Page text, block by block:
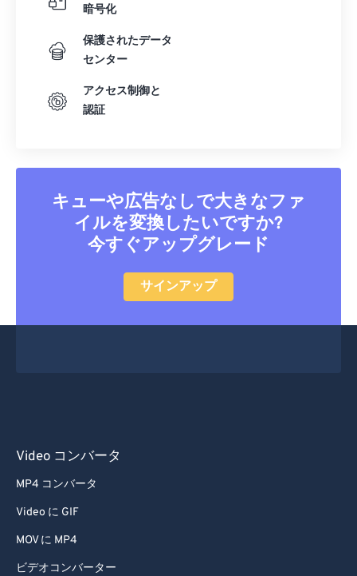
暗号化
保護されたデータ
センター
アクセス制御と
認証
キューや広告なしで大きなファ
イルを変換したいですか?
今すぐアップグレード
サインアップ
Video コンバータ
MP4 コンバータ
Video に GIF
MOV に MP4
ビデオコンバーター